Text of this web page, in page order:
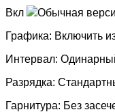
Вкл Обычная
Графика: Включить
Интервал:
Разрядка:
Гарнитура: Без